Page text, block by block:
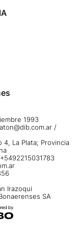
1993
/
4, La Plata; Provincia
Irazoqui
SA